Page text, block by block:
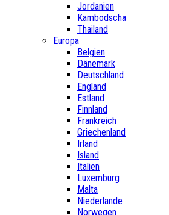
Jordanien
Kambodscha
Thailand
Europa
Belgien
Dänemark
Deutschland
England
Estland
Finnland
Frankreich
Griechenland
Irland
Island
Italien
Luxemburg
Malta
Niederlande
Norwegen